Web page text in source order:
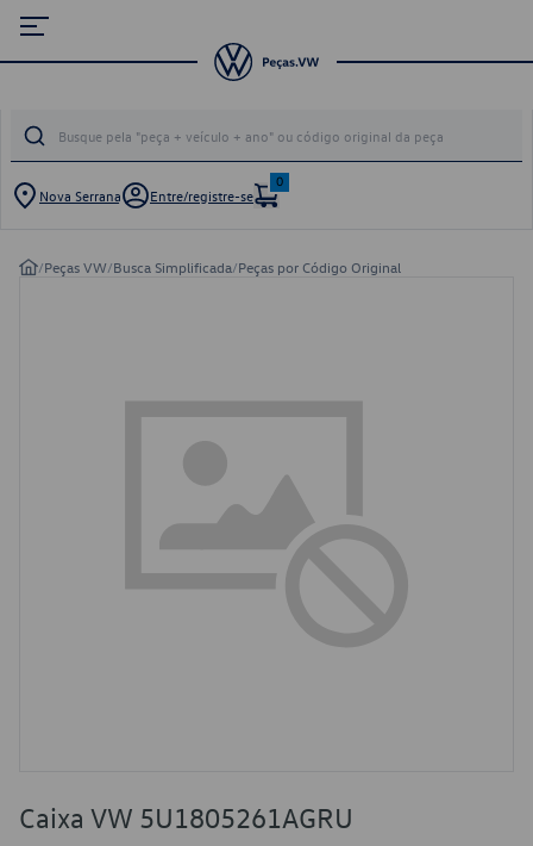
Nova Serrana Entre/registre-se
0
/Peças VW/Busca Simplificada/Peças por Código Original
Caixa VW 5U1805261AGRU